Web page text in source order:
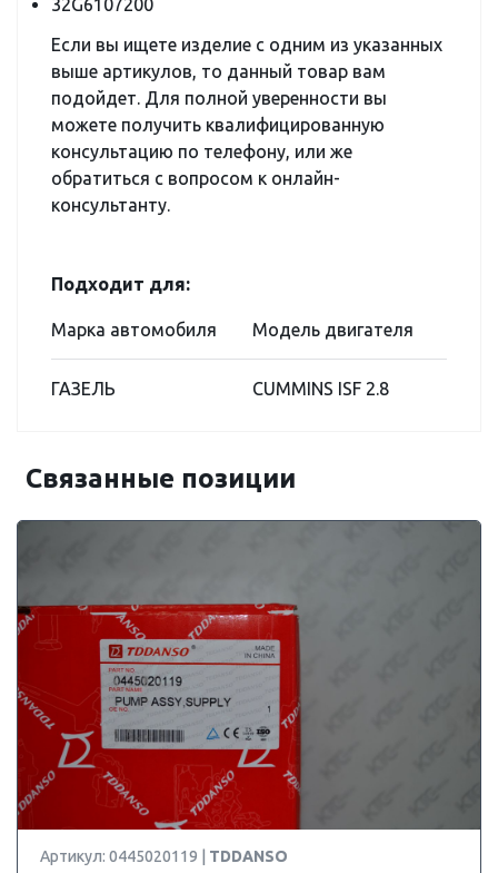
32G6107200
Если вы ищете изделие с одним из указанных
выше артикулов, то данный товар вам
подойдет. Для полной уверенности вы
можете получить квалифицированную
консультацию по телефону, или же
обратиться с вопросом к онлайн-
консультанту.
Подходит для:
Марка автомобиля Модель двигателя
ГАЗЕЛЬ CUMMINS ISF 2.8
Связанные позиции
Артикул: 0445020119 | TDDANSO